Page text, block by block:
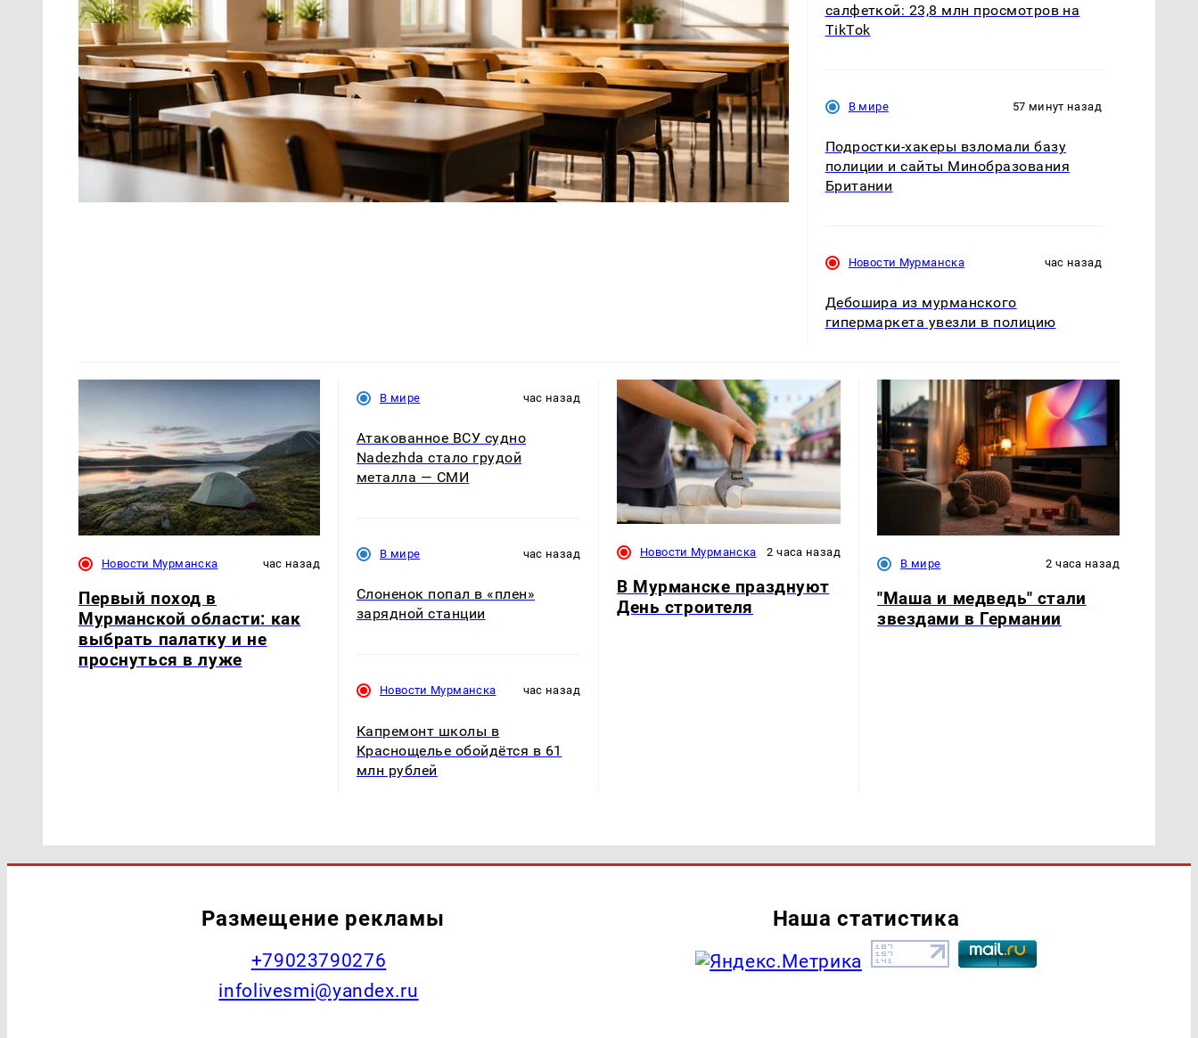
салфеткой: 23,8 млн просмотров на
TikTok
В мире 57 минут назад
Подростки-хакеры взломали базу
полиции и сайты Минобразования
Британии
Новости Мурманска час назад
Дебошира из мурманского
гипермаркета увезли в полицию
Новости Мурманска час назад
Первый поход в
Мурманской области: как
выбрать палатку и не
проснуться в луже
В мире час назад
Атакованное ВСУ судно
Nadezhda стало грудой
металла — СМИ
В мире час назад
Слоненок попал в «плен»
зарядной станции
Новости Мурманска час назад
Капремонт школы в
Краснощелье обойдётся в 61
млн рублей
Новости Мурманска 2 часа назад
В Мурманске празднуют
День строителя
В мире 2 часа назад
"Маша и медведь" стали
звездами в Германии
Размещение рекламы
+79023790276
infolivesmi@yandex.ru
Наша статистика